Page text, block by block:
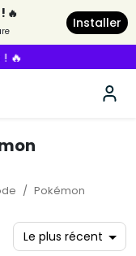
🔥
Installer
Pokémon